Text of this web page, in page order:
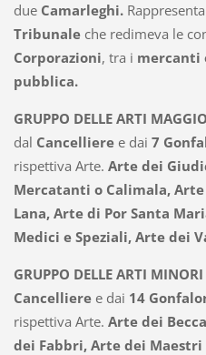
due Camarleghi.
Tribunaleche redimeva le
Corporazioni, tra i mercanti
pubblica.
GRUPPO DELLE ARTI
dal Cancellieree dai 7
rispettiva Arte. Arte dei
Mercatanti o Calimala,
Lana, Arte di Por Santa
Medici e Speziali, Arte dei
GRUPPO DELLE ARTI MINORI
Cancellieree dai 14
rispettiva Arte. Arte dei
dei Fabbri, Arte dei